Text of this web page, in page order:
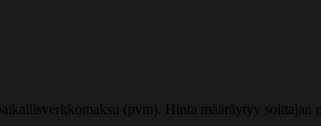
(pvm). Hinta määräytyy soittajan